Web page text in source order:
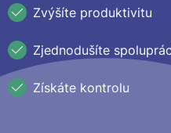
Zvýšíte produktivitu
Zjednodušíte
Získáte kontrolu